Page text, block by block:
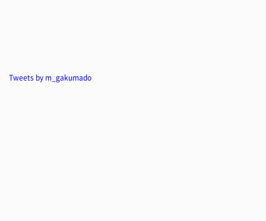
Tweets by m_gakumado